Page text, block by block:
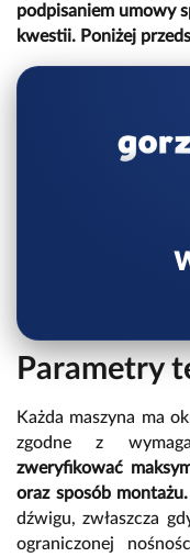
podpisaniem umowy
kwestii. Poniżej
Parametry
Każda maszyna ma
zgodne z
zweryfikować
oraz sposób montażu.
dźwigu, zwłaszcza
ograniczonej